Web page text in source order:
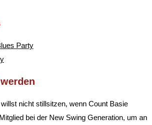
Party
nicht stillsitzen, wenn Count Basie
bei der New Swing Generation, um an